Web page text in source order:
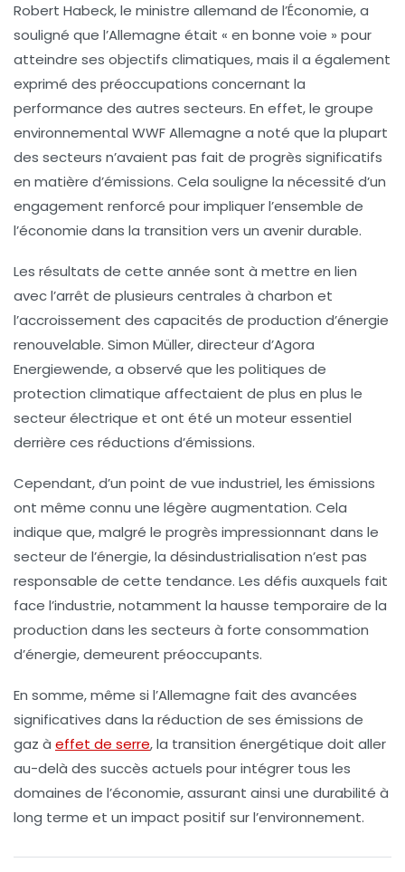
Robert Habeck, le ministre allemand de l’Économie, a
souligné que l’Allemagne était « en bonne voie » pour
atteindre ses objectifs climatiques, mais il a également
exprimé des préoccupations concernant la
performance des autres secteurs. En effet, le groupe
environnemental WWF Allemagne a noté que la plupart
des secteurs n’avaient pas fait de progrès significatifs
en matière d’émissions. Cela souligne la nécessité d’un
engagement renforcé pour impliquer l’ensemble de
l’économie dans la transition vers un avenir durable.
Les résultats de cette année sont à mettre en lien
avec l’arrêt de plusieurs centrales à charbon et
l’accroissement des capacités de production d’énergie
renouvelable. Simon Müller, directeur d’Agora
Energiewende, a observé que les politiques de
protection climatique affectaient de plus en plus le
secteur électrique et ont été un moteur essentiel
derrière ces réductions d’émissions.
Cependant, d’un point de vue industriel, les émissions
ont même connu une légère augmentation. Cela
indique que, malgré le progrès impressionnant dans le
secteur de l’énergie, la désindustrialisation n’est pas
responsable de cette tendance. Les défis auxquels fait
face l’industrie, notamment la hausse temporaire de la
production dans les secteurs à forte consommation
d’énergie, demeurent préoccupants.
En somme, même si l’Allemagne fait des avancées
significatives dans la réduction de ses émissions de
gaz à effet de serre, la transition énergétique doit aller
au-delà des succès actuels pour intégrer tous les
domaines de l’économie, assurant ainsi une durabilité à
long terme et un impact positif sur l’environnement.